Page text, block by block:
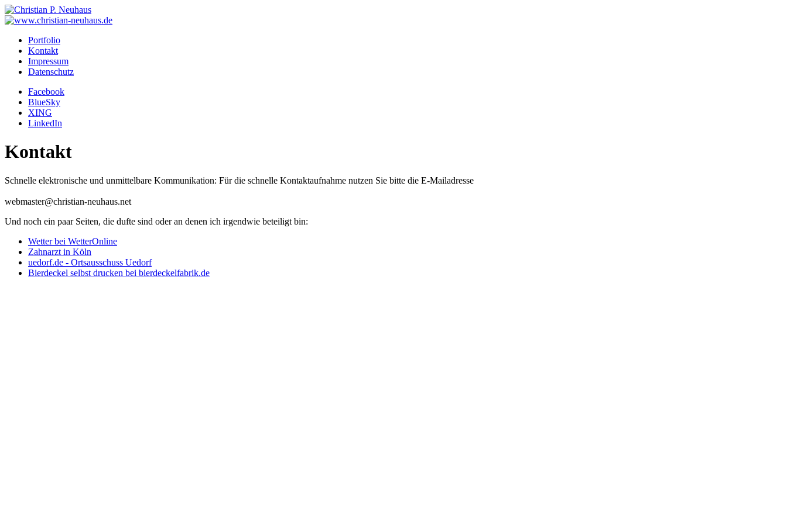
Portfolio
Kontakt
Impressum
Datenschutz
Facebook
BlueSky
XING
LinkedIn
Kontakt
Schnelle elektronische und unmittelbare Kommunikation: Für die schnelle Kontaktaufnahme nutzen Sie bitte die E-Mailadresse
webmaster@christian-neuhaus.net
Und noch ein paar Seiten, die dufte sind oder an denen ich irgendwie beteiligt bin:
Wetter bei WetterOnline
Zahnarzt in Köln
uedorf.de - Ortsausschuss Uedorf
Bierdeckel selbst drucken bei bierdeckelfabrik.de